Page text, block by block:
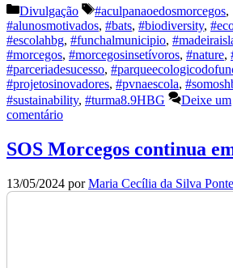
Categorias
Divulgação Etiquetas
#aculpanaoedosmorcegos,
#alunosmotivados, #bats, #biodiversity,
#escolahbg, #funchalmunicipio,
#morcegos, #morcegosinsetívoros, #nature,
#parceriadesucesso,
#projetosinovadores, #pvnaescola,
#sustainability, #turma8.9HBG
Deixe um
comentário
SOS Morcegos continua
13/05/2024 porMaria Cecília da Silva